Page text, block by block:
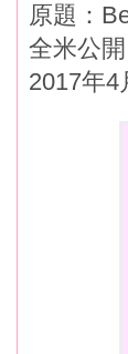
原題：
全米公
2017年4